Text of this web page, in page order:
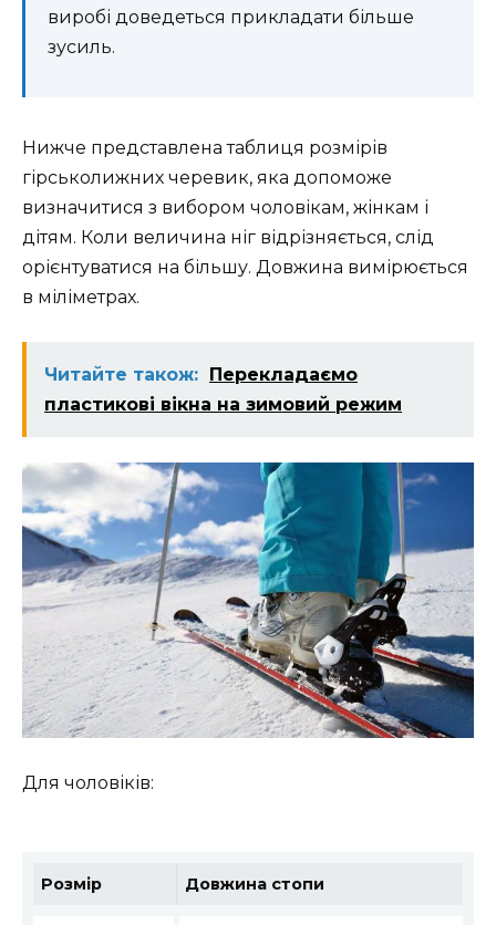
виробі доведеться прикладати більше
зусиль.
Нижче представлена таблиця розмірів
гірськолижних черевик, яка допоможе
визначитися з вибором чоловікам, жінкам і
дітям. Коли величина ніг відрізняється, слід
орієнтуватися на більшу. Довжина вимірюється
в міліметрах.
Читайте також:
Перекладаємо
пластикові вікна на зимовий режим
Для чоловіків:
Розмір Довжина стопи